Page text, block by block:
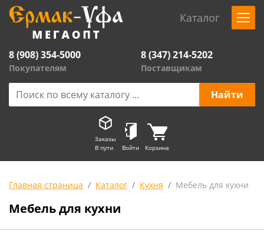
Каталог
8 (908) 354-5000
Покупателям
8 (347) 214-5202
Поставщикам
Заказы
В пути
Войти Корзина
Главная страница Каталог Кухня Мебель для кухни
Мебель для кухни